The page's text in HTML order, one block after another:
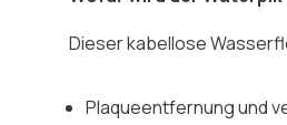
Dieser kabellose
Plaqueentfernung und